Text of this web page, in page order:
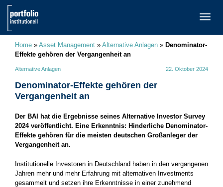
Home » Asset Management » Alternative Anlagen » Denominator-
Effekte gehören der Vergangenheit an
Alternative Anlagen 22. Oktober 2024
Denominator-Effekte gehören der
Vergangenheit an
Der BAI hat die Ergebnisse seines Alternative Investor Survey
2024 veröffentlicht. Eine Erkenntnis: Hinderliche Denominator-
Effekte gehören für die meisten deutschen Großanleger der
Vergangenheit an.
Institutionelle Investoren in Deutschland haben in den vergangenen
Jahren mehr und mehr Erfahrung mit alternativen Investments
gesammelt und setzen ihre Erkenntnisse in einer zunehmend